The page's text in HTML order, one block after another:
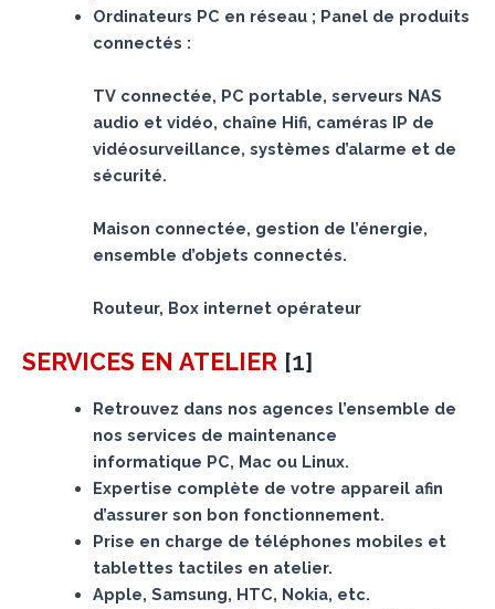
Ordinateurs PC en réseau ; Panel de produits
connectés :
TV connectée, PC portable, serveurs NAS
audio et vidéo, chaîne Hifi, caméras IP de
vidéosurveillance, systèmes d’alarme et de
sécurité.
Maison connectée, gestion de l’énergie,
ensemble d’objets connectés.
Routeur, Box internet opérateur
SERVICES EN ATELIER [1]
Retrouvez dans nos agences l’ensemble de
nos services de maintenance
informatique PC, Mac ou Linux.
Expertise complète de votre appareil afin
d’assurer son bon fonctionnement.
Prise en charge de téléphones mobiles et
tablettes tactiles en atelier.
Apple, Samsung, HTC, Nokia, etc.